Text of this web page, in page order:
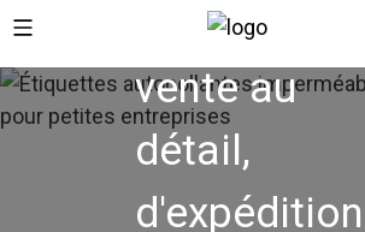
Étiquettes de
vente au
détail,
d'expédition